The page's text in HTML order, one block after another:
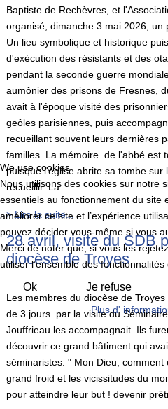
Baptiste de Rechèvres, et
organisé, dimanche 3 mai 2026, un
Un lieu symbolique et historique
d'exécution des résistants et des
pendant la seconde guerre
aumônier des prisons de Fresnes,
avait à l'époque visité des
geôles parisiennes, puis
recueillant souvent leurs dernières
familles. La mémoire de l'abbé est
puisque l'église abrite sa tombe sur
recueillir. La...
> Lire la suite...
28 avril, visite du SDB
diocèse de Troyes
Les membres du diocèse de
de 3 jours par la visite du
Jouffrieau les accompagnait. Ils
découvrir ce grand bâtiment qui
séminaristes. " Mon Dieu,
grand froid et les vicissitudes du
pour atteindre leur but ! devenir
We use cookies
Nous utilisons des cookies sur notre
essentiels au fonctionnement du site
améliorer ce site et l’expérience
pouvez décider vous-même si vous
Merci de noter que, si vous les
utiliser l’ensemble des fonctionnalités
Ok Je refuse
Plus d'